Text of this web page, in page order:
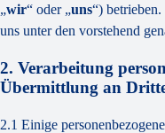
„wir“ oder „uns“)
uns unter den vorstehend
2. Verarbeitung
Übermittlung an
2.1 Einige